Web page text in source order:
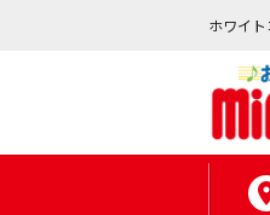
ホワイ